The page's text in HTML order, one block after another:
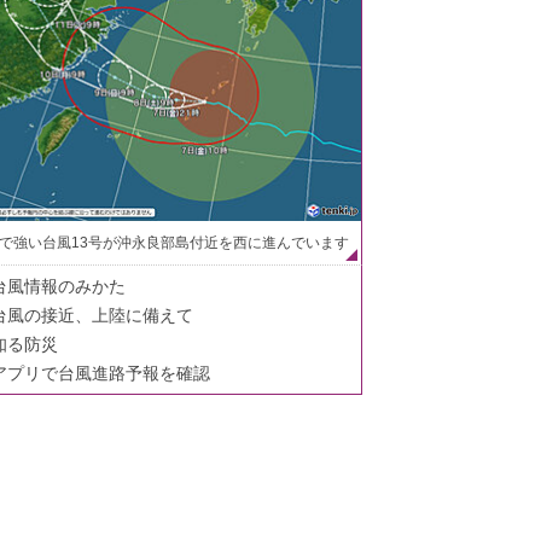
強い台風13号が沖永良部島付近を西に進んでいます
風情報のみかた
風の接近、上陸に備えて
る防災
プリで台風進路予報を確認